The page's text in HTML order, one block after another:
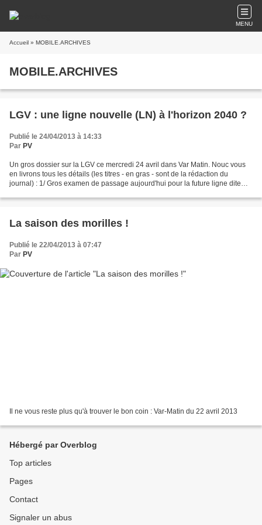
MENU
Accueil » MOBILE.ARCHIVES
MOBILE.ARCHIVES
LGV : une ligne nouvelle (LN) à l'horizon 2040 ?
Publié le 24/04/2013 à 14:33
Par PV
Un gros dossier sur la LGV ce mercredi 24 avril dans Var Matin. Nouc vous
en livrons tous les détails (les titres - en gras - sont de la rédaction du
journal) : 1/ Gros examen de passage aujourd'hui pour la future ligne dite
La saison des morilles !
Publié le 22/04/2013 à 07:47
Par PV
Il ne vous reste plus qu'à trouver le bon coin : Var-Matin du 22 avril 2013
Hébergé par Overblog
Top articles
Pages
Contact
Signaler un abus